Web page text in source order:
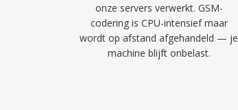
onze servers verwerkt. GSM-
codering is CPU-intensief maar
wordt op afstand afgehandeld — je
machine blijft onbelast.